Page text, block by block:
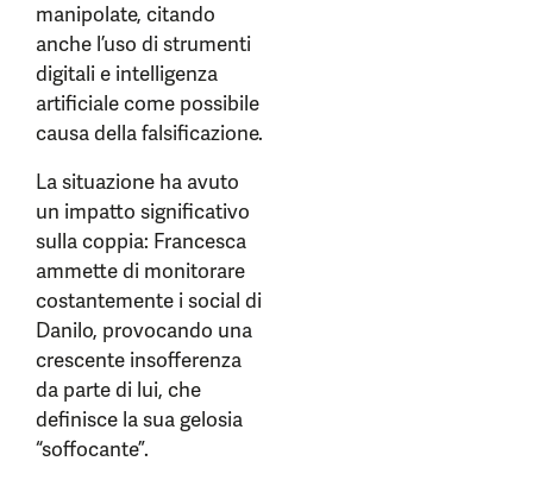
manipolate, citando
anche l’uso di strumenti
digitali e intelligenza
artificiale come possibile
causa della falsificazione.
La situazione ha avuto
un impatto significativo
sulla coppia: Francesca
ammette di monitorare
costantemente i social di
Danilo, provocando una
crescente insofferenza
da parte di lui, che
definisce la sua gelosia
“soffocante”.